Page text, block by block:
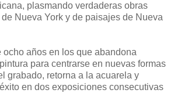
plasmando verdaderas obras
Nueva York y de paisajes de Nueva
años en los que abandona
para centrarse en nuevas formas
grabado, retorna a la acuarela y
en dos exposiciones consecutivas